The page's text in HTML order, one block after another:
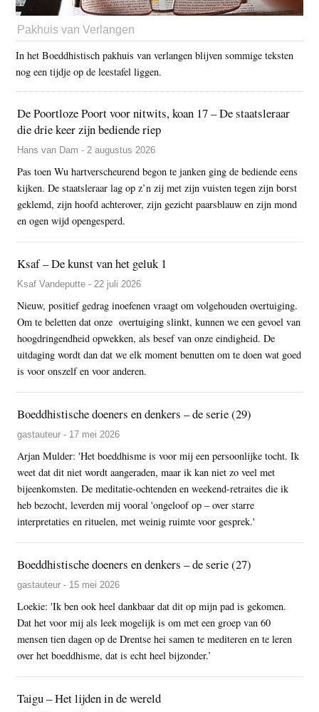
Pakhuis van Verlangen
In het Boeddhistisch pakhuis van verlangen blijven sommige teksten
nog een tijdje op de leestafel liggen.
De Poortloze Poort voor nitwits, koan 17 – De staatsleraar
die drie keer zijn bediende riep
Hans van Dam - 2 augustus 2026
Pas toen Wu hartverscheurend begon te janken ging de bediende eens
kijken. De staatsleraar lag op z’n zij met zijn vuisten tegen zijn borst
geklemd, zijn hoofd achterover, zijn gezicht paarsblauw en zijn mond
en ogen wijd opengesperd.
Ksaf – De kunst van het geluk 1
Ksaf Vandeputte - 22 juli 2026
Nieuw, positief gedrag inoefenen vraagt om volgehouden overtuiging.
Om te beletten dat onze overtuiging slinkt, kunnen we een gevoel van
hoogdringendheid opwekken, als besef van onze eindigheid. De
uitdaging wordt dan dat we elk moment benutten om te doen wat goed
is voor onszelf en voor anderen.
Boeddhistische doeners en denkers – de serie (29)
gastauteur - 17 mei 2026
Arjan Mulder: 'Het boeddhisme is voor mij een persoonlijke tocht. Ik
weet dat dit niet wordt aangeraden, maar ik kan niet zo veel met
bijeenkomsten. De meditatie-ochtenden en weekend-retraites die ik
heb bezocht, leverden mij vooral 'ongeloof op – over starre
interpretaties en rituelen, met weinig ruimte voor gesprek.'
Boeddhistische doeners en denkers – de serie (27)
gastauteur - 15 mei 2026
Loekie: 'Ik ben ook heel dankbaar dat dit op mijn pad is gekomen.
Dat het voor mij als leek mogelijk is om met een groep van 60
mensen tien dagen op de Drentse hei samen te mediteren en te leren
over het boeddhisme, dat is echt heel bijzonder.’
Taigu – Het lijden in de wereld